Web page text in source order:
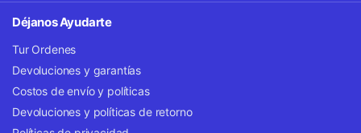
Déjanos Ayudarte
Tur Ordenes
Devoluciones y garantías
Costos de envío y políticas
Devoluciones y políticas de retorno